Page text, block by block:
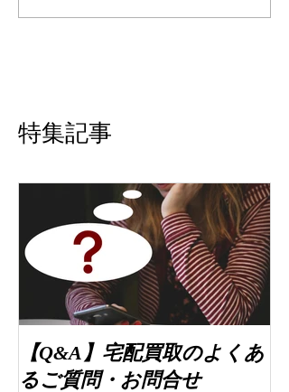
特集記事
【Q&A】宅配買取のよくあ
るご質問・お問合せ